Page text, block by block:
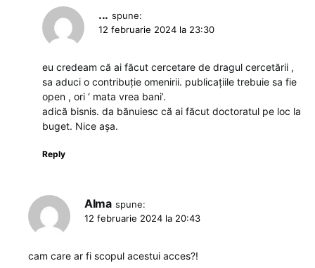
... spune:
12 februarie 2024 la 23:30
eu credeam că ai făcut cercetare de dragul cercetării ,
sa aduci o contribuție omenirii. publicațiile trebuie sa fie
open , ori ‘ mata vrea bani’.
adică bisnis. da bănuiesc că ai făcut doctoratul pe loc la
buget. Nice așa.
Reply
Alma spune:
12 februarie 2024 la 20:43
cam care ar fi scopul acestui acces?!